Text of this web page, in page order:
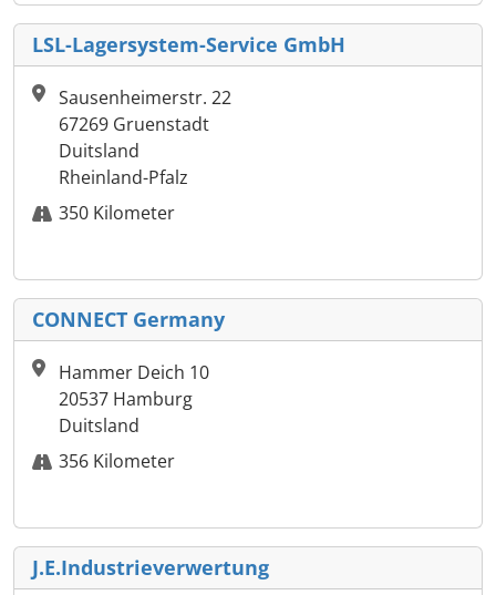
LSL-Lagersystem-Service GmbH
Sausenheimerstr. 22
67269 Gruenstadt
Duitsland
Rheinland-Pfalz
350 Kilometer
CONNECT Germany
Hammer Deich 10
20537 Hamburg
Duitsland
356 Kilometer
J.E.Industrieverwertung